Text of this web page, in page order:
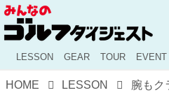
LESSON GEAR TOUR EVENT
HOME LESSON